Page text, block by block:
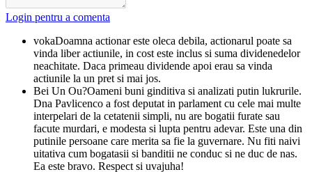
Login pentru a comenta
vokaDoamna actionar este oleca debila, actionarul poate sa
vinda liber actiunile, in cost este inclus si suma dividenedelor
neachitate. Daca primeau dividende apoi erau sa vinda
actiunile la un pret si mai jos.
Bei Un Ou?Oameni buni ginditiva si analizati putin lukrurile.
Dna Pavlicenco a fost deputat in parlament cu cele mai multe
interpelari de la cetatenii simpli, nu are bogatii furate sau
facute murdari, e modesta si lupta pentru adevar. Este una din
putinile persoane care merita sa fie la guvernare. Nu fiti naivi
uitativa cum bogatasii si banditii ne conduc si ne duc de nas.
Ea este bravo. Respect si uvajuha!